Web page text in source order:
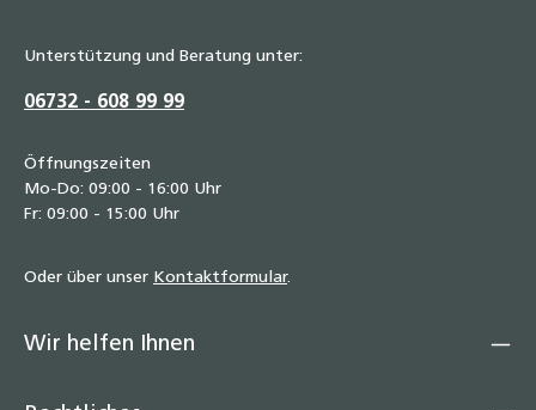
Unterstützung und Beratung unter:
06732 - 608 99 99
Öffnungszeiten
Mo-Do: 09:00 - 16:00 Uhr
Fr: 09:00 - 15:00 Uhr
Oder über unser Kontaktformular.
Wir helfen Ihnen